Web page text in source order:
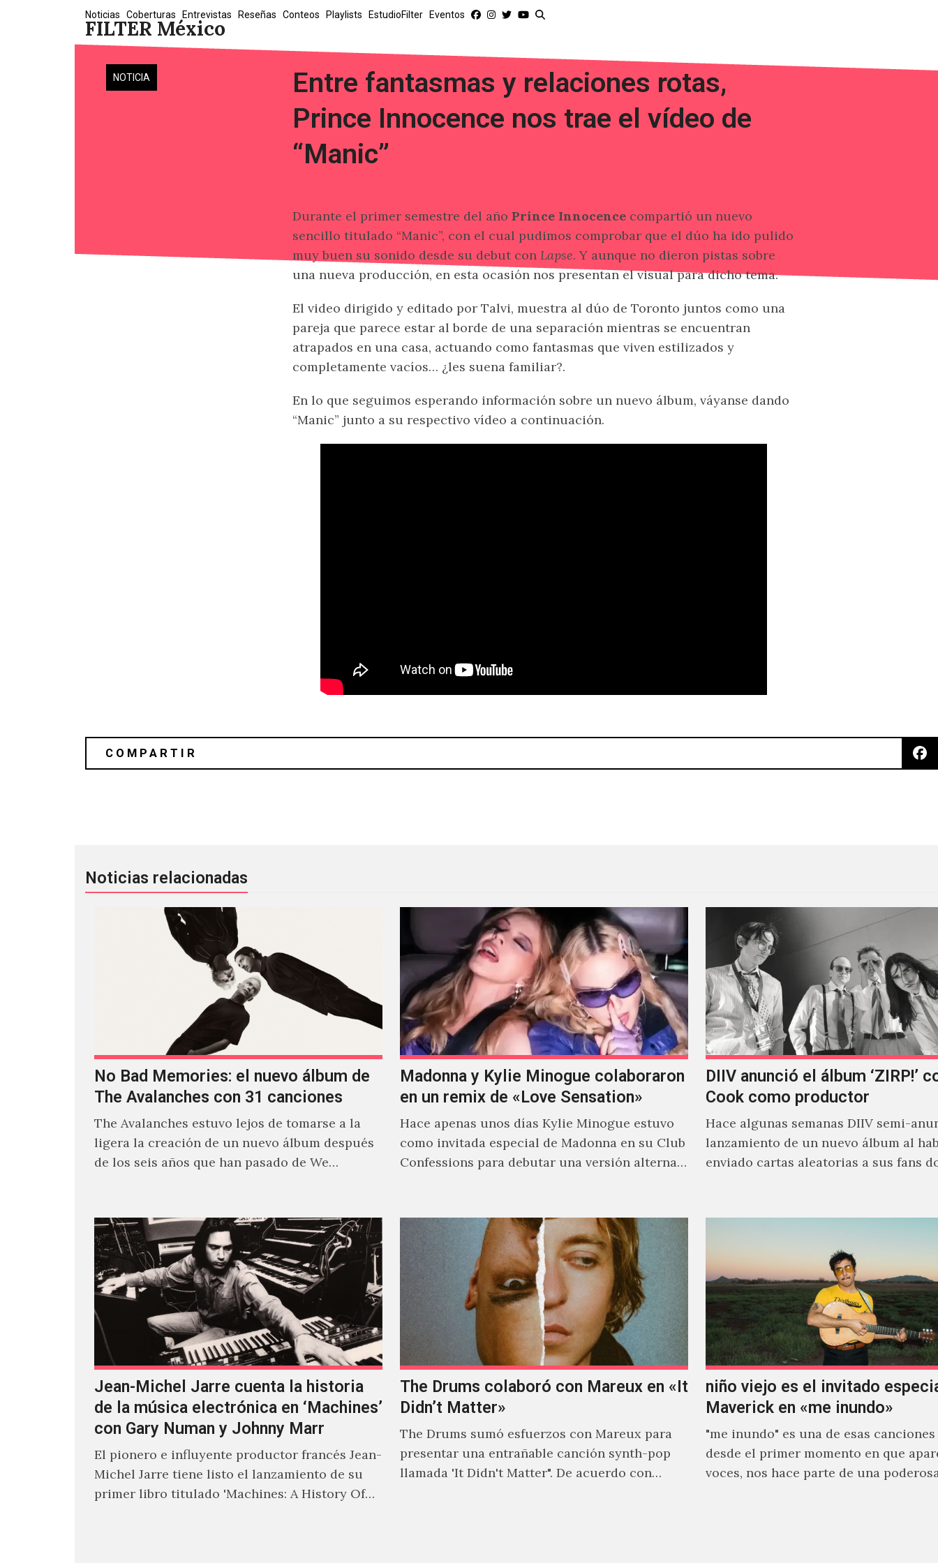
FILTER México
Noticias Coberturas Entrevistas Reseñas Conteos Playlists EstudioFilter Eventos
NOTICIA
Entre fantasmas y relaciones rotas,
Prince Innocence nos trae el vídeo de
“Manic”
Durante el primer semestre del año Prince Innocence compartió un nuevo
sencillo titulado “Manic”, con el cual pudimos comprobar que el dúo ha ido pulido
muy buen su sonido desde su debut con Lapse. Y aunque no dieron pistas sobre
una nueva producción, en esta ocasión nos presentan el visual para dicho tema.
El video dirigido y editado por Talvi, muestra al dúo de Toronto juntos como una
pareja que parece estar al borde de una separación mientras se encuentran
atrapados en una casa, actuando como fantasmas que viven estilizados y
completamente vacíos… ¿les suena familiar?.
En lo que seguimos esperando información sobre un nuevo álbum, váyanse dando
“Manic” junto a su respectivo vídeo a continuación.
Noticias relacionadas
No Bad Memories: el nuevo álbum de
The Avalanches con 31 canciones
The Avalanches estuvo lejos de tomarse a la
ligera la creación de un nuevo álbum después
de los seis años que han pasado de We…
Madonna y Kylie Minogue colaboraron
en un remix de «Love Sensation»
Hace apenas unos días Kylie Minogue estuvo
como invitada especial de Madonna en su Club
Confessions para debutar una versión alterna
DIIV anunció el álbum ‘ZIRP!’
Cook como productor
Hace algunas semanas DIIV semi-
lanzamiento de un nuevo álbum al
enviado cartas aleatorias a sus fans
Jean-Michel Jarre cuenta la historia
de la música electrónica en ‘Machines’
con Gary Numan y Johnny Marr
El pionero e influyente productor francés Jean-
Michel Jarre tiene listo el lanzamiento de su
primer libro titulado 'Machines: A History Of
The Drums colaboró con Mareux en «It
Didn’t Matter»
The Drums sumó esfuerzos con Mareux para
presentar una entrañable canción synth-pop
llamada 'It Didn't Matter". De acuerdo con
niño viejo es el invitado
Maverick en «me inundo»
"me inundo" es una de esas canciones
desde el primer momento en que
voces, nos hace parte de una